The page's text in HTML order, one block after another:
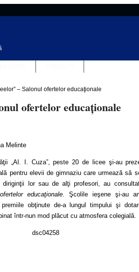
– Salonul ofertelor educaţionale
ofertelor educaţionale
Melinte
„Al. I. Cuza”, peste 20 de licee şi-au
pentru elevii de gimnaziu care urmează să
lor sau de alţi profesori, au
educaţionale. Şcolile ieşene şi-au
premiile obţinute de-a lungul timpului şi
într-nun mod plăcut cu atmosfera colegială.